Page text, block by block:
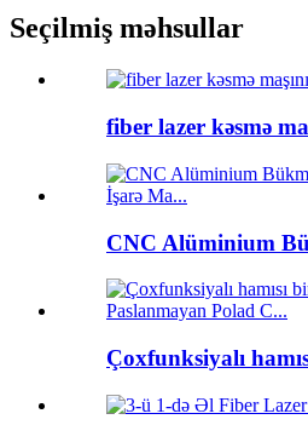
Seçilmiş məhsullar
fiber lazer kəsmə
CNC Alüminium
Çoxfunksiyalı